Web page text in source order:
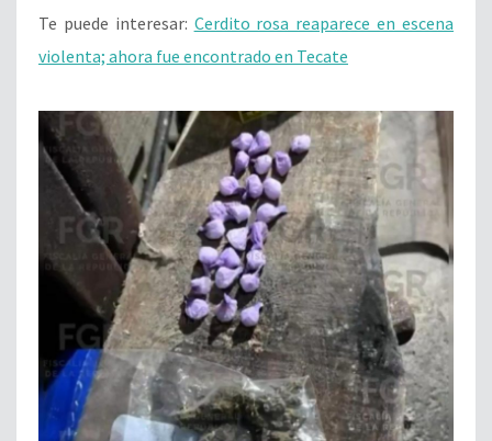
Te puede interesar: Cerdito rosa reaparece en escena
violenta; ahora fue encontrado en Tecate